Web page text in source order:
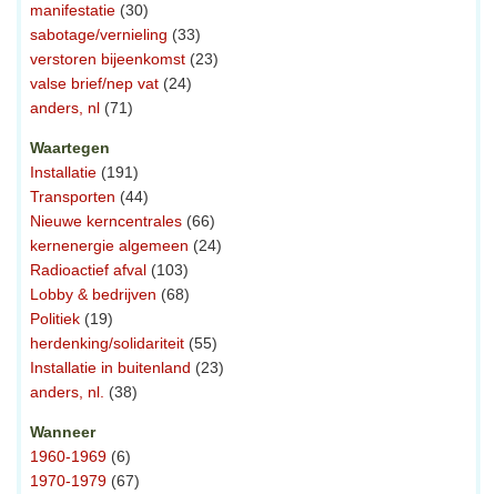
manifestatie (30)
sabotage/vernieling (33)
verstoren bijeenkomst (23)
valse brief/nep vat (24)
anders, nl (71)
Waartegen
Installatie (191)
Transporten (44)
Nieuwe kerncentrales (66)
kernenergie algemeen (24)
Radioactief afval (103)
Lobby & bedrijven (68)
Politiek (19)
herdenking/solidariteit (55)
Installatie in buitenland (23)
anders, nl. (38)
Wanneer
1960-1969 (6)
1970-1979 (67)